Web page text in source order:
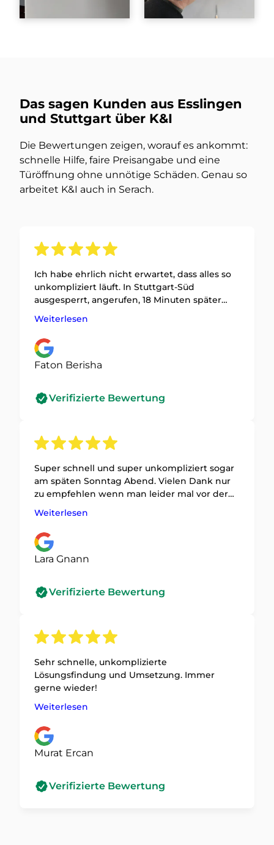
Das sagen Kunden aus Esslingen
und Stuttgart über K&I
Die Bewertungen zeigen, worauf es ankommt:
schnelle Hilfe, faire Preisangabe und eine
Türöffnung ohne unnötige Schäden. Genau so
arbeitet K&I auch in Serach.
Ich habe ehrlich nicht erwartet, dass alles so
unkompliziert läuft. In Stuttgart-Süd
ausgesperrt, angerufen, 18 Minuten später
war die Tür offen – und das komplett ohne
abgesprochen. K&I kann ich echt
weiterempfehlen.
Weiterlesen
Faton Berisha
Verifizierte Bewertung
Super schnell und super unkompliziert sogar
am späten Sonntag Abend. Vielen Dank nur
zu empfehlen wenn man leider mal vor der
verschlossenen Türe steht.
Weiterlesen
Lara Gnann
Verifizierte Bewertung
Sehr schnelle, unkomplizierte
Lösungsfindung und Umsetzung. Immer
gerne wieder!
Weiterlesen
Murat Ercan
Verifizierte Bewertung